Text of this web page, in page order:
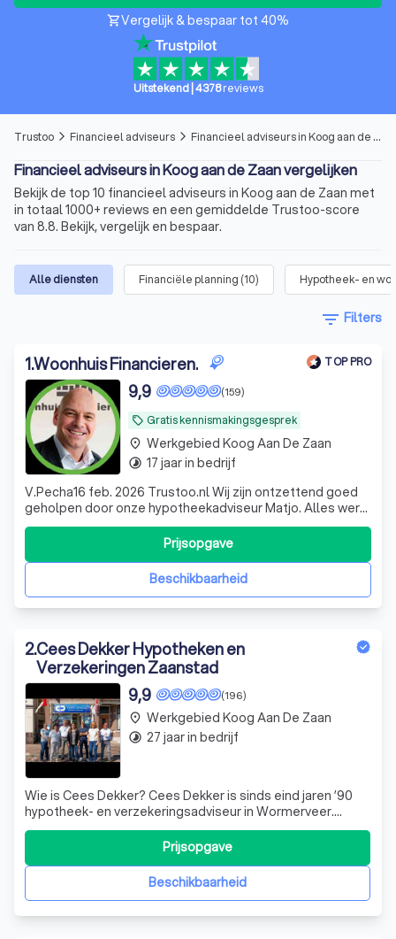
shopping_cartVergelijk & bespaar tot 40%
Uitstekend| 4378 reviews
Trustoo arrow_forward_ios Financieel adviseurs arrow_forward_ios Financieel adviseurs in Koog aan de Zaan
Financieel adviseurs in Koog aan de Zaan vergelijken
Bekijk de top 10 financieel adviseurs in Koog aan de Zaan met
in totaal 1000+ reviews en een gemiddelde Trustoo-score
van 8.8. Bekijk, vergelijk en bespaar.
Alle diensten Financiële planning (10) Hypotheek- en
filter_list Filters
1.Woonhuis Financieren. TOP PRO
local_offer Gratis kennismakingsgesprek
(159)
9,9
V.Pecha16 feb. 2026 Trustoo.nl Wij zijn ontzettend goed
geholpen door onze hypotheekadviseur Matjo. Alles werd
duidelijk uitgelegd. De begeleiding was professioneel,
betrokken en geruststellend.
Beschikbaarheid
Prijsopgave
place Werkgebied Koog Aan De Zaan
timelapse 17 jaar in bedrijf
2.Cees Dekker Hypotheken en
Verzekeringen Zaanstad
(196)
9,9
Wie is Cees Dekker? Cees Dekker is sinds eind jaren ’90
hypotheek- en verzekeringsadviseur in Wormerveer.
Inmiddels is het kantoor uitgegroeid tot een bekende
naam in de Zaanstreek en uitgebreid met een vestiging in
Warmenhuizen. Een kantoor waar het advies vaak veel
verder gaat dan producten uit de
Beschikbaarheid
Prijsopgave
place Werkgebied Koog Aan De Zaan
timelapse 27 jaar in bedrijf